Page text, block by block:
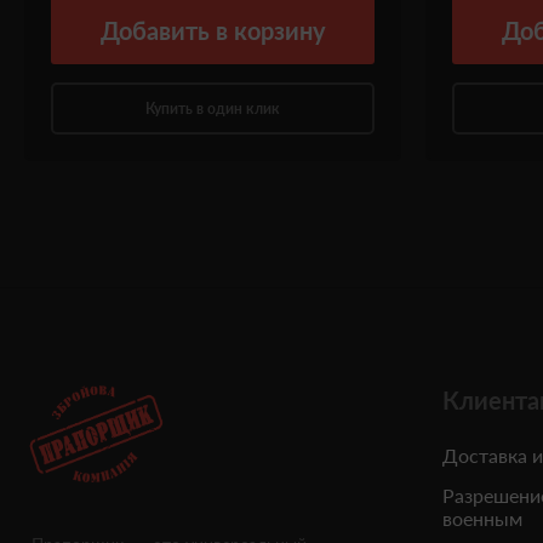
Добавить в корзину
Купить в один клик
Доставка
военным